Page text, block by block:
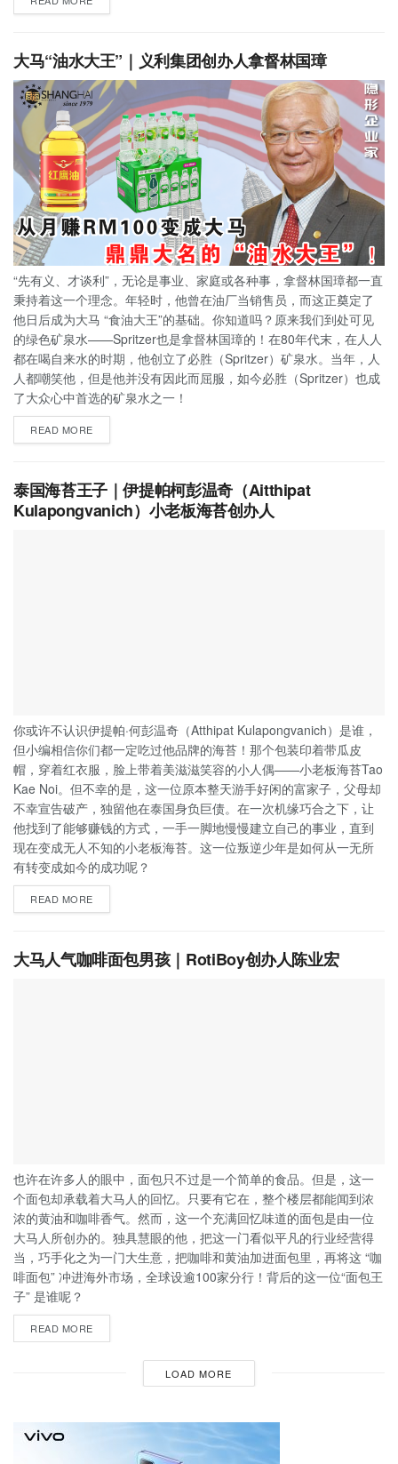
大马“油水大王”｜义利集团创办人拿督林国璋
“先有义、才谈利”，无论是事业、家庭或各种事，拿督林国璋都一直
秉持着这一个理念。年轻时，他曾在油厂当销售员，而这正奠定了
他日后成为大马 “食油大王”的基础。你知道吗？原来我们到处可见
的绿色矿泉水——Spritzer也是拿督林国璋的！在80年代末，在人人
都在喝自来水的时期，他创立了必胜（Spritzer）矿泉水。当年，人
人都嘲笑他，但是他并没有因此而屈服，如今必胜（Spritzer）也成
了大众心中首选的矿泉水之一！
READ MORE
泰国海苔王子｜伊提帕柯彭温奇（Aitthipat
Kulapongvanich）小老板海苔创办人
你或许不认识伊提帕·何彭温奇（Atthipat Kulapongvanich）是谁，
但小编相信你们都一定吃过他品牌的海苔！那个包装印着带瓜皮
帽，穿着红衣服，脸上带着美滋滋笑容的小人偶——小老板海苔Tao
Kae Noi。但不幸的是，这一位原本整天游手好闲的富家子，父母却
不幸宣告破产，独留他在泰国身负巨债。在一次机缘巧合之下，让
他找到了能够赚钱的方式，一手一脚地慢慢建立自己的事业，直到
现在变成无人不知的小老板海苔。这一位叛逆少年是如何从一无所
有转变成如今的成功呢？
READ MORE
大马人气咖啡面包男孩｜RotiBoy创办人陈业宏
也许在许多人的眼中，面包只不过是一个简单的食品。但是，这一
个面包却承载着大马人的回忆。只要有它在，整个楼层都能闻到浓
浓的黄油和咖啡香气。然而，这一个充满回忆味道的面包是由一位
大马人所创办的。独具慧眼的他，把这一门看似平凡的行业经营得
当，巧手化之为一门大生意，把咖啡和黄油加进面包里，再将这 “咖
啡面包” 冲进海外市场，全球设逾100家分行！背后的这一位“面包王
子” 是谁呢？
READ MORE
LOAD MORE